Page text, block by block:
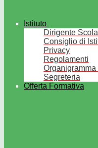
Istituto
Dirigente
Consiglio di
Privacy
Regolamenti
Segreteria
Offerta Formativa